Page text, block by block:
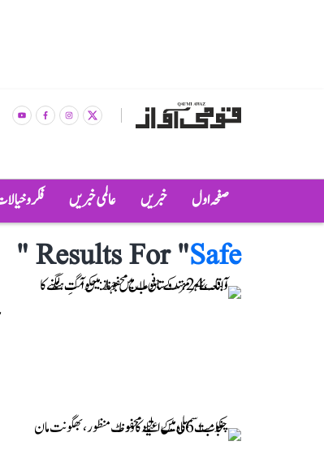
صفحہ اول خبریں عالمی خبریں فکر و
Results For "Safe
"